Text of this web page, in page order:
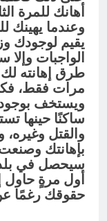
أهانك للمرة
وعندما يهينك
يقيم
الواجبات
طرق إهانته لك
مرات فقط،
ويستخف
ساكنًا حينها
والقتل
بإهانتك
سيحصل في
أول مرةٍ حاول
حقوقك رغمًا